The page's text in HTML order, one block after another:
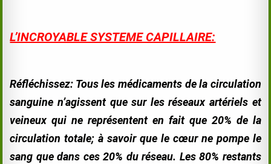
L’INCROYABLE SYSTEME CAPILLAIRE:
Réfléchissez: Tous les médicaments de la circulation
sanguine n’agissent que sur les réseaux artériels et
veineux qui ne représentent en fait que 20% de la
circulation totale; à savoir que le cœur ne pompe le
sang que dans ces 20% du réseau. Les 80% restants